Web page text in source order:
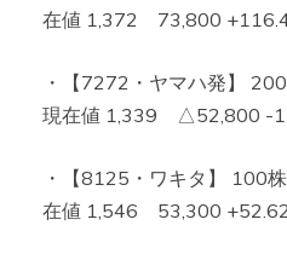
在値 1,372 73,800
・【7272・ヤマハ発】
現在値 1,339 △52,800 -
・【8125・ワキタ】
在値 1,546 53,300